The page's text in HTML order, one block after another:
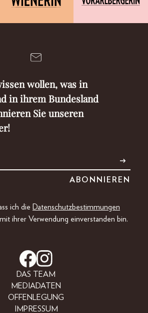
wollen, was in
in ihrem Bundesland
Sie unseren
ich die Datenschutzbestimmungen
ihrer Verwendung einverstanden bin.
DAS TEAM
MEDIADATEN
OFFENLEGUNG
IMPRESSUM